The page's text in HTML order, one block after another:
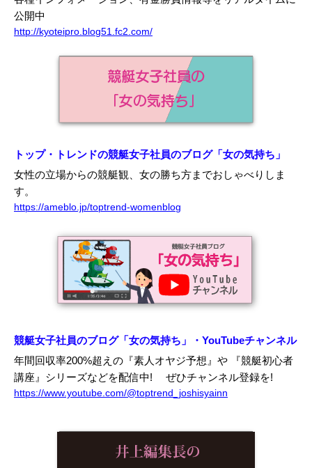
公開中
http://kyoteipro.blog51.fc2.com/
トップ・トレンドの競艇女子社員のブログ「女の気持ち」
女性の立場からの競艇観、女の勝ち方までおしゃべりしま
す。
https://ameblo.jp/toptrend-womenblog
競艇女子社員のブログ「女の気持ち」・YouTubeチャンネル
年間回収率200%超えの『素人オヤジ予想』や 『競艇初心者
講座』シリーズなどを配信中! ぜひチャンネル登録を!
https://www.youtube.com/@toptrend_joshisyainn